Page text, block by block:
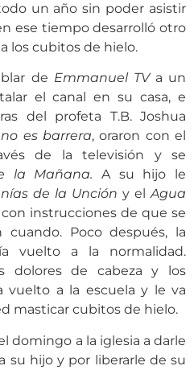
un año sin poder asistir
ese tiempo desarrolló otro
los cubitos de hielo.
de Emmanuel TV a un
el canal en su casa, e
del profeta T.B. Joshua
es barrera, oraron con el
de la televisión y se
la Mañana. A su hijo le
de la Unción y elAgua
instrucciones de que se
Poco después, la
vuelto a la normalidad.
dolores de cabeza y los
vuelto a la escuela y le va
masticar cubitos de hielo.
domingo a la iglesia a darle
su hijo y por liberarle de su